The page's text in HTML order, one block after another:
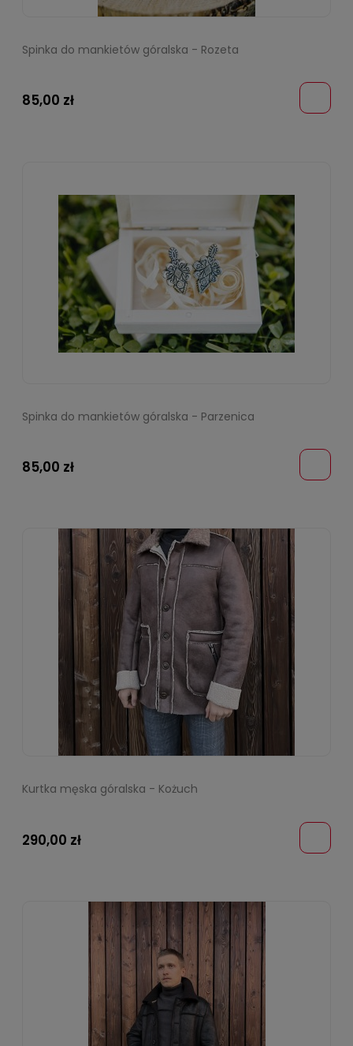
Spinka do mankietów góralska - Rozeta
85,00 zł
Spinka do mankietów góralska - Parzenica
85,00 zł
Kurtka męska góralska - Kożuch
290,00 zł